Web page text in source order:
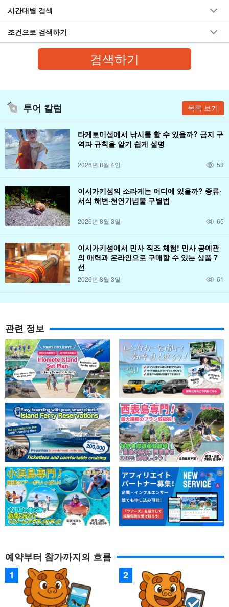
시간대별 검색
조건으로 검색하기
투어 칼럼 목록 보기
타케토미섬에서 낚시를 할 수 있을까? 금지 구
역과 규칙을 알기 쉽게 설명
2026년 8월 4일 53
이시가키섬의 소라게는 어디에 있을까? 종류·
서식 해변·천연기념물 구별법
2026년 8월 3일 65
이시가키섬에서 민사 직조 체험! 민사 공예관
의 매력과 온라인으로 구매할 수 있는 상품 7
선
2026년 8월 3일 61
관련 정보
예약부터 참가까지의 흐름